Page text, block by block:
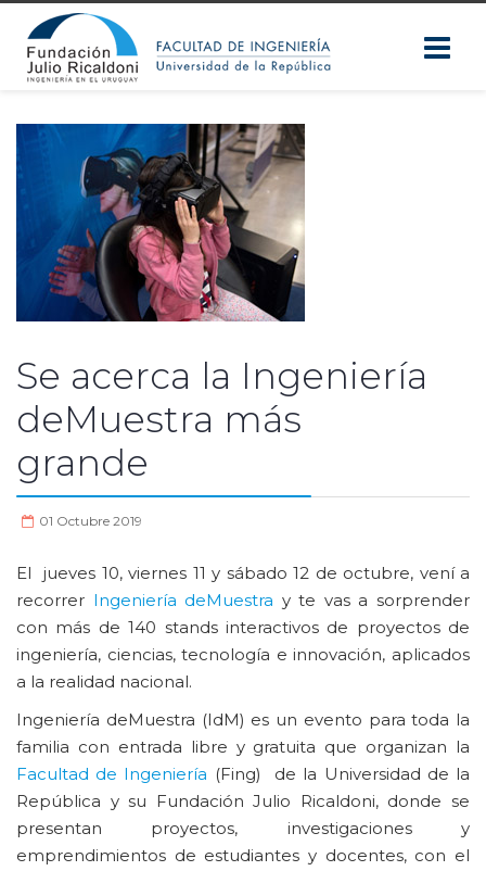
Se acerca la Ingeniería
deMuestra más
grande
01 Octubre 2019
El jueves 10, viernes 11 y sábado 12 de octubre, vení a
recorrer Ingeniería deMuestra y te vas a sorprender
con más de 140 stands interactivos de proyectos de
ingeniería, ciencias, tecnología e innovación, aplicados
a la realidad nacional.
Ingeniería deMuestra (IdM) es un evento para toda la
familia con entrada libre y gratuita que organizan la
Facultad de Ingeniería (Fing) de la Universidad de la
República y su Fundación Julio Ricaldoni, donde se
presentan proyectos, investigaciones y
emprendimientos de estudiantes y docentes, con el